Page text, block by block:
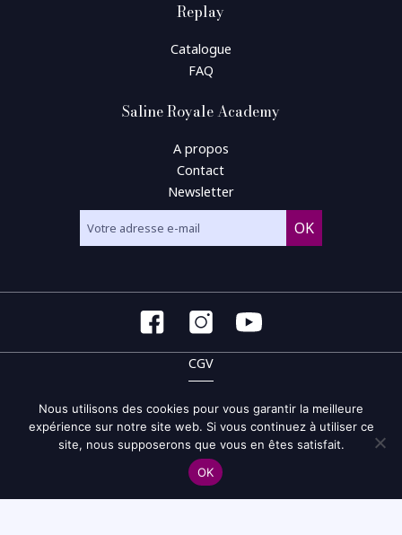
Replay
Catalogue
FAQ
Saline Royale Academy
A propos
Contact
Newsletter
CGV
Politique de confidentialité et de gestion des cookies
Site map
Nous utilisons des cookies pour vous garantir la meilleure
expérience sur notre site web. Si vous continuez à utiliser ce
site, nous supposerons que vous en êtes satisfait.
OK